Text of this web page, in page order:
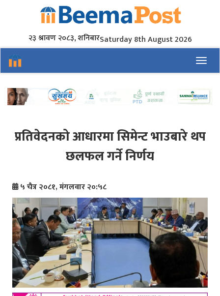
२३ श्रावण २०८३, शनिबारSaturday 8th August 2026
प्रतिवेदनको आधारमा सिमेन्ट भाउबारे थप
छलफल गर्ने निर्णय
५ चैत्र २०८१, मंगलवार २०:५८